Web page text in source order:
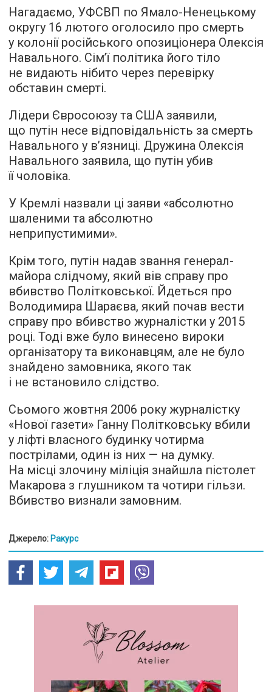
Нагадаємо, УФСВП по Ямало-Ненецькому
округу 16 лютого оголосило про смерть
у колонії російського опозиціонера Олексія
Навального. Сім’ї політика його тіло
не видають нібито через перевірку
обставин смерті.
Лідери Євросоюзу та США заявили,
що путін несе відповідальність за смерть
Навального у в’язниці. Дружина Олексія
Навального заявила, що путін убив
її чоловіка.
У Кремлі назвали ці заяви «абсолютно
шаленими та абсолютно
неприпустимими».
Крім того, путін надав звання генерал-
майора слідчому, який вів справу про
вбивство Політковської. Йдеться про
Володимира Шараєва, який почав вести
справу про вбивство журналістки у 2015
році. Тоді вже було винесено вироки
організатору та виконавцям, але не було
знайдено замовника, якого так
і не встановило слідство.
Сьомого жовтня 2006 року журналістку
«Нової газети» Ганну Політковську вбили
у ліфті власного будинку чотирма
пострілами, один із них — на думку.
На місці злочину міліція знайшла пістолет
Макарова з глушником та чотири гільзи.
Вбивство визнали замовним.
Джерело: Ракурс